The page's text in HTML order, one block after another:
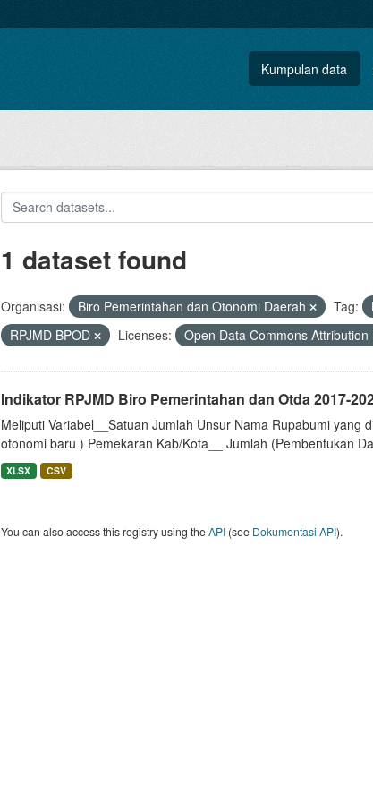
Kumpulan data
1 dataset found
Organisasi: Biro Pemerintahan dan Otonomi Daerah Tag:
RPJMD BPOD
Licenses: Open Data Commons Attribution
Indikator RPJMD Biro Pemerintahan dan Otda 2017-
Meliputi Variabel__Satuan Jumlah Unsur Nama Rupabumi
otonomi baru ) Pemekaran Kab/Kota__ Jumlah (Pembentukan
XLSX CSV
You can also access this registry using theAPI(see Dokumentasi API).